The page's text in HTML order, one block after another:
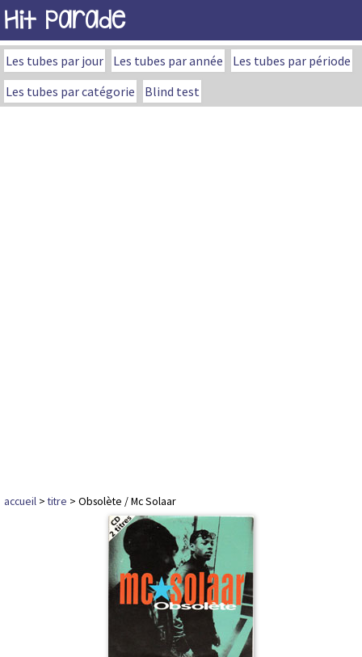
Hit Parade
Les tubes par jour Les tubes par année
Les tubes par période
Les tubes par catégorie
Blind test
accueil >titre > Obsolète / Mc Solaar